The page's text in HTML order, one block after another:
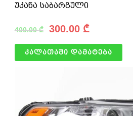
უკანა საბარგული
400.00₾ 300.00 ₾
კალათაში დამატება